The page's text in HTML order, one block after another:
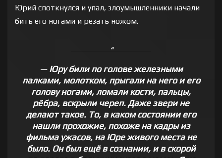
Юрий споткнулся и упал, злоумышленники начали
бить его ногами и резать ножом.
—Юру били по голове железными
палками, молотком, прыгали на него и его
голову ногами, ломали кости, пальцы,
рёбра, вскрыли череп. Даже звери не
делают такое. То, в каком состоянии его
нашли прохожие, похоже на кадры из
фильма ужасов, на Юре живого места не
было. Он был ещё в сознании, и в скорой